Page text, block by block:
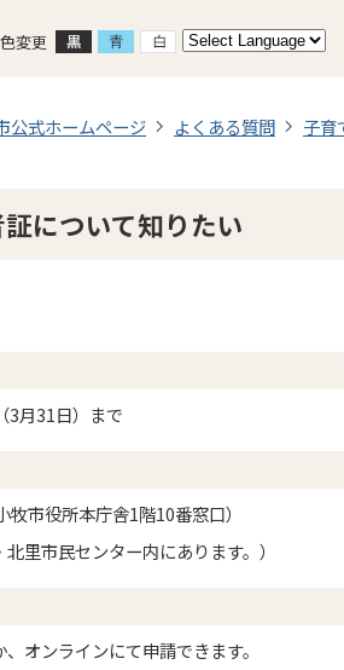
変更
公式ホームページ よくある質問 子育
について知りたい
3月31日）まで
牧市役所本庁舎1階10番窓口）
里市民センター内にあります。）
オンラインにて申請できます。